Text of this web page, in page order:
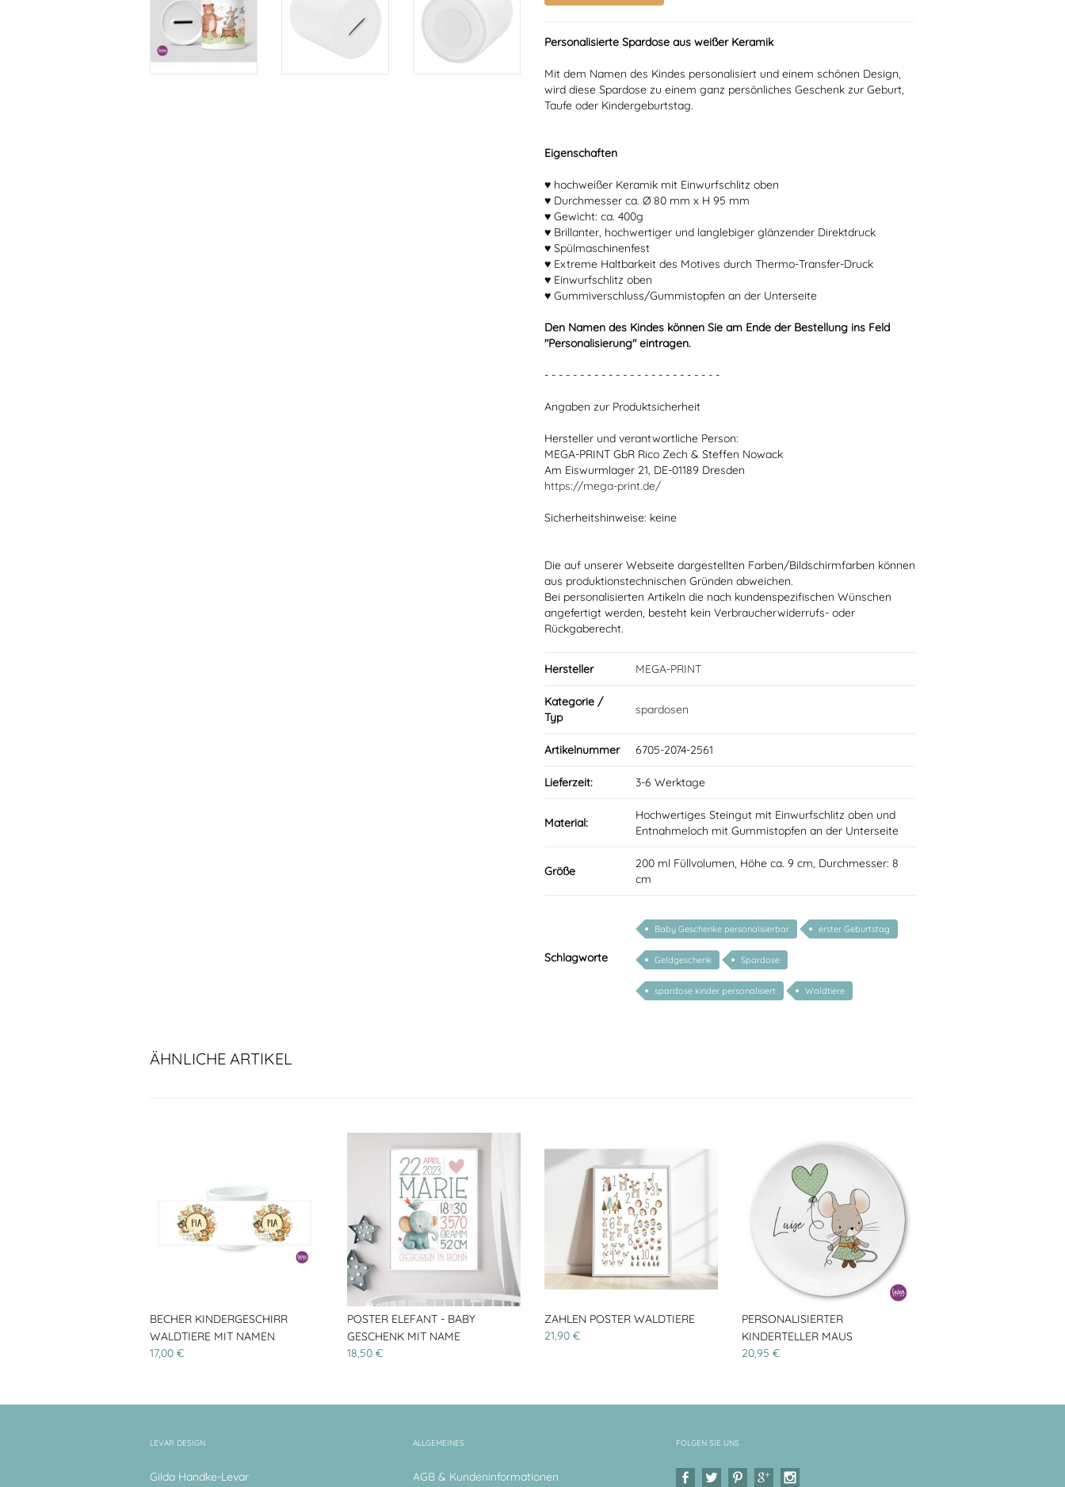
Personalisierte Spardose aus weißer Keramik
Mit dem Namen des Kindes personalisiert und einem schönen Design,
wird diese Spardose zu einem ganz persönliches Geschenk zur Geburt,
Taufe oder Kindergeburtstag.
Eigenschaften
♥ hochweißer Keramik mit Einwurfschlitz oben
♥ Durchmesser ca. Ø 80 mm x H 95 mm
♥ Gewicht: ca. 400g
♥ Brillanter, hochwertiger und langlebiger glänzender Direktdruck
♥ Spülmaschinenfest
♥ Extreme Haltbarkeit des Motives durch Thermo-Transfer-Druck
♥ Einwurfschlitz oben
♥ Gummiverschluss/Gummistopfen an der Unterseite
Den Namen des Kindes können Sie am Ende der Bestellung ins Feld
"Personalisierung" eintragen.
- - - - - - - - - - - - - - - - - - - - - - - - -
Angaben zur Produktsicherheit
Hersteller und verantwortliche Person:
MEGA-PRINT GbR Rico Zech & Steffen Nowack
Am Eiswurmlager 21, DE-01189 Dresden
https://mega-print.de/
Sicherheitshinweise: keine
Die auf unserer Webseite dargestellten Farben/Bildschirmfarben können
aus produktionstechnischen Gründen abweichen.
Bei personalisierten Artikeln die nach kundenspezifischen Wünschen
angefertigt werden, besteht kein Verbraucherwiderrufs- oder
Rückgaberecht.
Hersteller MEGA-PRINT
Kategorie /
Typ
spardosen
Artikelnummer 6705-2074-2561
Lieferzeit: 3-6 Werktage
Material:
Hochwertiges Steingut mit Einwurfschlitz oben und
Entnahmeloch mit Gummistopfen an der Unterseite
Größe
200 ml Füllvolumen, Höhe ca. 9 cm, Durchmesser: 8
cm
Schlagworte
Baby Geschenke personalisierbar erster Geburtstag
Geldgeschenk Spardose
spardose kinder personalisiert Waldtiere
ÄHNLICHE ARTIKEL
BECHER KINDERGESCHIRR
WALDTIERE MIT NAMEN
17,00 €
POSTER ELEFANT - BABY
GESCHENK MIT NAME
18,50 €
ZAHLEN POSTER WALDTIERE
21,90 €
PERSONALISIERTER
KINDERTELLER MAUS
20,95 €
LEVAR DESIGN
Gilda Handke-Levar
ALLGEMEINES
AGB & Kundeninformationen
FOLGEN SIE UNS